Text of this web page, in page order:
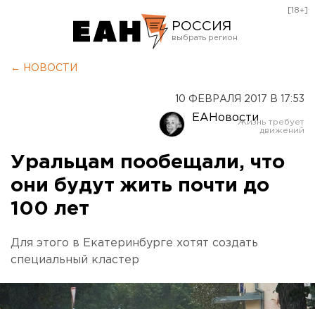
РОССИЯ
Оренбург
[18+]
← НОВОСТИ
10 ФЕВРАЛЯ 2017 В 17:53
ЕАНовости
Уральцам пообещали, что
они будут жить почти до
100 лет
Для этого в Екатеринбурге хотят создать
специальный кластер